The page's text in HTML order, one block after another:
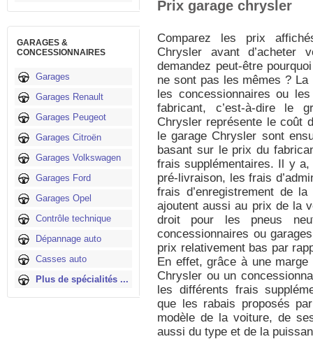
GARAGES &
CONCESSIONNAIRES
Garages
Garages Renault
Garages Peugeot
Garages Citroën
Garages Volkswagen
Garages Ford
Garages Opel
Contrôle technique
Dépannage auto
Casses auto
Plus de spécialités ...
Prix garage chrysler
Comparez les prix
Chrysler avant d’acheter
demandez peut-être
ne sont pas les mêmes ?
les concessionnaires ou
fabricant, c’est-à-dire le
Chrysler représente le coût
le garage Chrysler sont
basant sur le prix du
frais supplémentaires. Il y
pré-livraison, les frais
frais d’enregistrement de
ajoutent aussi au prix de la
droit pour les pneus
concessionnaires ou
prix relativement bas par
En effet, grâce à une
Chrysler ou un
les différents frais
que les rabais proposés
modèle de la voiture, de
aussi du type et de la